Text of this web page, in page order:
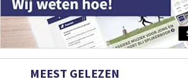
MEEST GELEZEN